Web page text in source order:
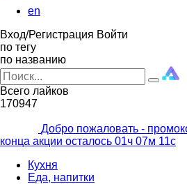
en
Вход/Регистрация Войти
по тегу
по названию
Всего лайков
170947
Добро пожаловать -
конца акции осталось 01ч 07м 09с
Кухня
Еда, напитки